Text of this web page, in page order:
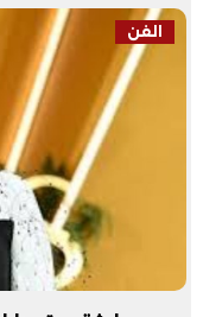
الفن